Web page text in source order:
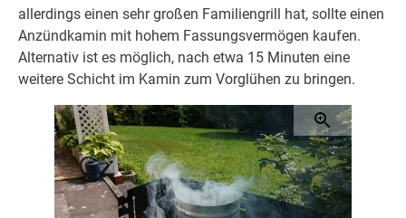
allerdings einen sehr großen Familiengrill hat, sollte einen
Anzündkamin mit hohem Fassungsvermögen kaufen.
Alternativ ist es möglich, nach etwa 15 Minuten eine
weitere Schicht im Kamin zum Vorglühen zu bringen.